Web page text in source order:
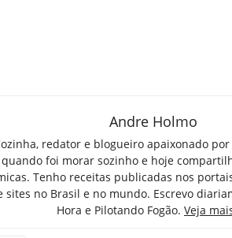
Andre Holmo
redator e blogueiro apaixonado
foi morar sozinho e hoje
Tenho receitas publicadas nos
sites no Brasil e no mundo. Escrevo
Hora e Pilotando Fogão. Veja